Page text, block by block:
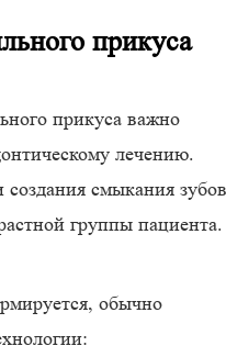
прикуса
прикуса важно
лечению.
создания смыкания зубов
группы пациента.
обычно